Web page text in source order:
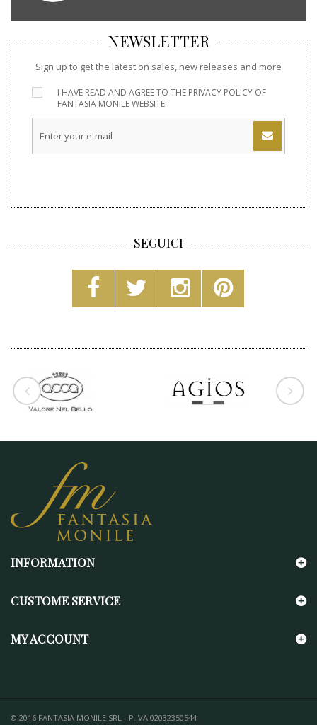
NEWSLETTER
Sign up to get the latest on sales, new releases and more
I HAVE READ AND AGREE TO THE PRIVACY POLICY OF
FANTASIA MONILE WEBSITE.
SEGUICI
INFORMATION
CUSTOME SERVICE
MY ACCOUNT
© 2016 FANTASIA MONILE SRL - P.IVA 02032350544